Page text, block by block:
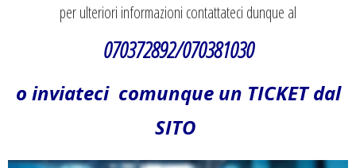
per ulteriori informazioni contattateci dunque al
070372892/070381030
o inviateci comunque un TICKET dal
SITO